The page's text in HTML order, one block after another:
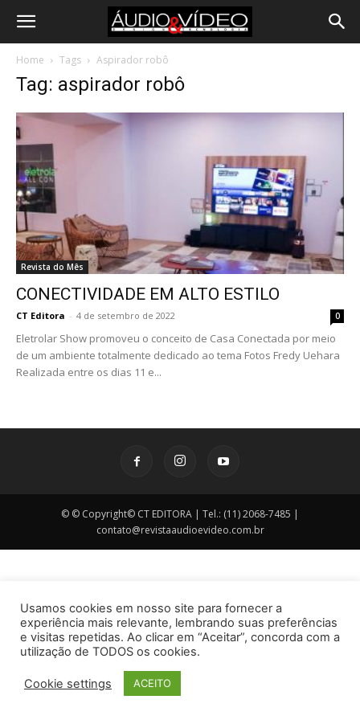
Home Tags Aspirador robô
Tag: aspirador robô
Revista do Mês
CONECTIVIDADE EM ALTO ESTILO
CT Editora - 4 de setembro de 2022 0
Eletrolar Show promoveu o conceito de Casa Conectada por meio
de um ambiente totalmente dedicado ao tema Fotos Fredy Uehara
Realizada entre os dias 11 e...
© © Copyright© CT EDITORA | Tel.: (11) 2068-7485 |
contato@revistaaudioevideo.com.br
Usamos cookies em nosso site para fornecer a
experiência mais relevante, lembrando suas preferências
e visitas repetidas. Ao clicar em “Aceitar”, concorda com a
utilização de TODOS os cookies.
Cookie settings ACEITO